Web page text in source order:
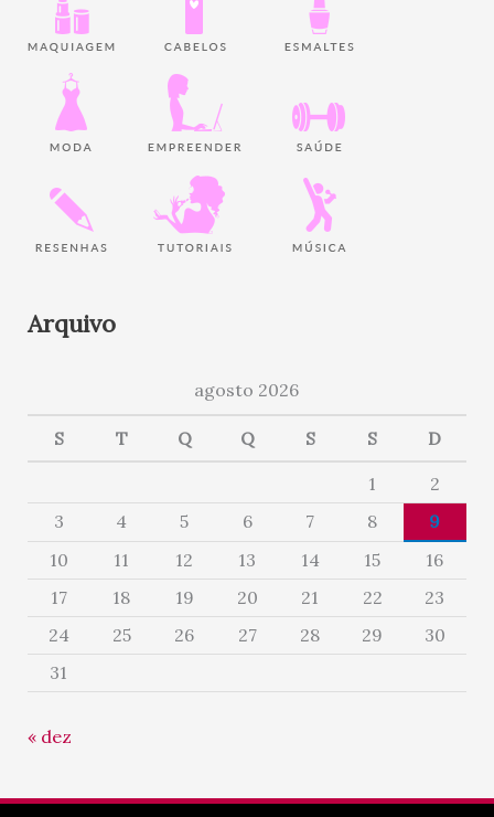
Arquivo
agosto 2026
S T Q Q S S D
1
2
3
4 5 6 7 8
9
10
11 12 13 14 15
16
17
18 19 20 21 22
23
24
25 26 27 28 29
30
31
« dez